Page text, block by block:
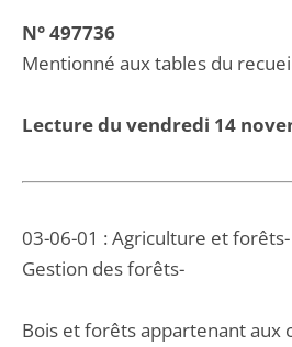
N° 497736
Mentionné aux tables du
Lecture du vendredi 14
03-06-01 : Agriculture et
Gestion des forêts-
Bois et forêts appartenant aux